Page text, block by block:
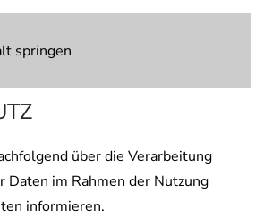
springen
über die Verarbeitung
Daten im Rahmen der Nutzung
informieren.